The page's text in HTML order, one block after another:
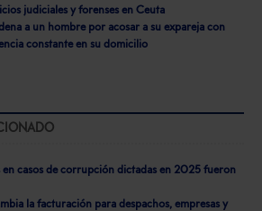
judiciales y forenses en Ceuta
a un hombre por acosar a su expareja con
constante en su domicilio
en casos de corrupción dictadas en 2025 fueron
la facturación para despachos, empresas y